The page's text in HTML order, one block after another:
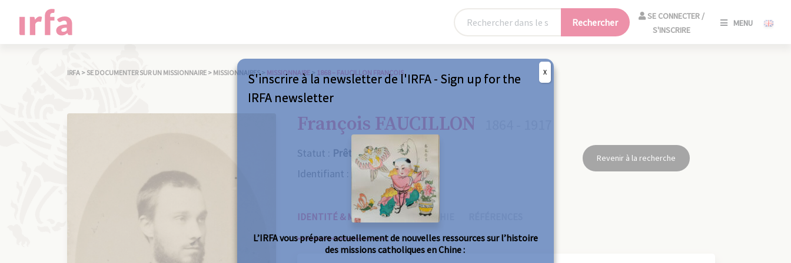
Rechercher
SE CONNECTER /
S'INSCRIRE
MENU
IRFA >SE DOCUMENTER SUR UN MISSIONNAIRE > MISSIONNAIRES > MISSIONNAIRE> 1868 – FAUCILLON FRANÇOIS
François FAUCILLON
Statut : Prêtre
Identifiant : 1868
Revenir à la recherche
IDENTITÉ & MISSIONS BIOGRAPHIE
S'inscrire à la newsletter de l'IRFA - Sign up for the
IRFA newsletter
L’IRFA vous prépare actuellement de nouvelles ressources sur l’histoire
des missions catholiques en Chine :
X